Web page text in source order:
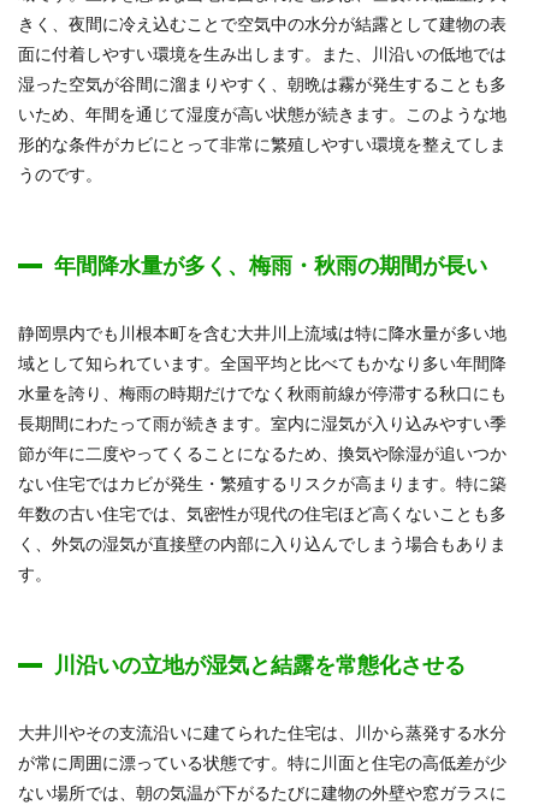
きく、夜間に冷え込むことで空気中の水分が結露として建物の表
面に付着しやすい環境を生み出します。また、川沿いの低地では
湿った空気が谷間に溜まりやすく、朝晩は霧が発生することも多
いため、年間を通じて湿度が高い状態が続きます。このような地
形的な条件がカビにとって非常に繁殖しやすい環境を整えてしま
うのです。
年間降水量が多く、梅雨・秋雨の期間が長い
静岡県内でも川根本町を含む大井川上流域は特に降水量が多い地
域として知られています。全国平均と比べてもかなり多い年間降
水量を誇り、梅雨の時期だけでなく秋雨前線が停滞する秋口にも
長期間にわたって雨が続きます。室内に湿気が入り込みやすい季
節が年に二度やってくることになるため、換気や除湿が追いつか
ない住宅ではカビが発生・繁殖するリスクが高まります。特に築
年数の古い住宅では、気密性が現代の住宅ほど高くないことも多
く、外気の湿気が直接壁の内部に入り込んでしまう場合もありま
す。
川沿いの立地が湿気と結露を常態化させる
大井川やその支流沿いに建てられた住宅は、川から蒸発する水分
が常に周囲に漂っている状態です。特に川面と住宅の高低差が少
ない場所では、朝の気温が下がるたびに建物の外壁や窓ガラスに